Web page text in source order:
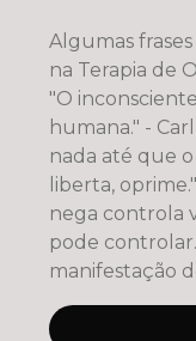
Algumas
na Terapia de Orientação Psicanalítica são: 1.
"O
humana." - Carl Jung 2. "Não
nada até que o
liberta, oprime." - Carl
nega controla
pode controlar." - Carl